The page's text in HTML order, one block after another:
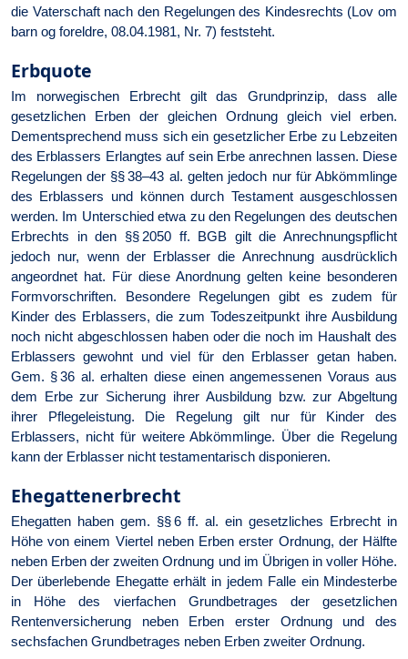
die Vaterschaft nach den Regelungen des Kindesrechts (Lov om
barn og foreldre, 08.04.1981, Nr. 7) feststeht.
Erbquote
Im norwegischen Erbrecht gilt das Grundprinzip, dass alle
gesetzlichen Erben der gleichen Ordnung gleich viel erben.
Dementsprechend muss sich ein gesetzlicher Erbe zu Lebzeiten
des Erblassers Erlangtes auf sein Erbe anrechnen lassen. Diese
Regelungen der §§ 38–43 al. gelten jedoch nur für Abkömmlinge
des Erblassers und können durch Testament ausgeschlossen
werden. Im Unterschied etwa zu den Regelungen des deutschen
Erbrechts in den §§ 2050 ff. BGB gilt die Anrechnungspflicht
jedoch nur, wenn der Erblasser die Anrechnung ausdrücklich
angeordnet hat. Für diese Anordnung gelten keine besonderen
Formvorschriften. Besondere Regelungen gibt es zudem für
Kinder des Erblassers, die zum Todeszeitpunkt ihre Ausbildung
noch nicht abgeschlossen haben oder die noch im Haushalt des
Erblassers gewohnt und viel für den Erblasser getan haben.
Gem. § 36 al. erhalten diese einen angemessenen Voraus aus
dem Erbe zur Sicherung ihrer Ausbildung bzw. zur Abgeltung
ihrer Pflegeleistung. Die Regelung gilt nur für Kinder des
Erblassers, nicht für weitere Abkömmlinge. Über die Regelung
kann der Erblasser nicht testamentarisch disponieren.
Ehegattenerbrecht
Ehegatten haben gem. §§ 6 ff. al. ein gesetzliches Erbrecht in
Höhe von einem Viertel neben Erben erster Ordnung, der Hälfte
neben Erben der zweiten Ordnung und im Übrigen in voller Höhe.
Der überlebende Ehegatte erhält in jedem Falle ein Mindesterbe
in Höhe des vierfachen Grundbetrages der gesetzlichen
Rentenversicherung neben Erben erster Ordnung und des
sechsfachen Grundbetrages neben Erben zweiter Ordnung.